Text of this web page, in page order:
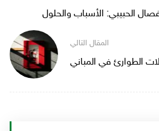
الحبيبي: الأسباب والحلول
الطوارئ في المباني